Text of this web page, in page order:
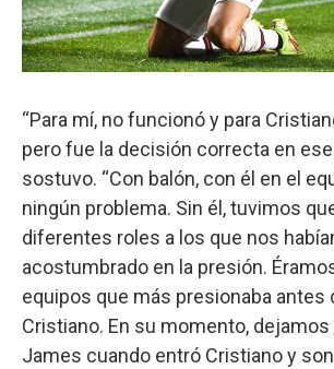
“Para mí, no funcionó y para
pero fue la decisión correcta en
sostuvo. “Con balón, con él en el
ningún problema. Sin él, tuvimos
diferentes roles a los que nos
acostumbrado en la presión.
equipos que más presionaba antes
Cristiano. En su momento, dejamos
James cuando entró Cristiano y